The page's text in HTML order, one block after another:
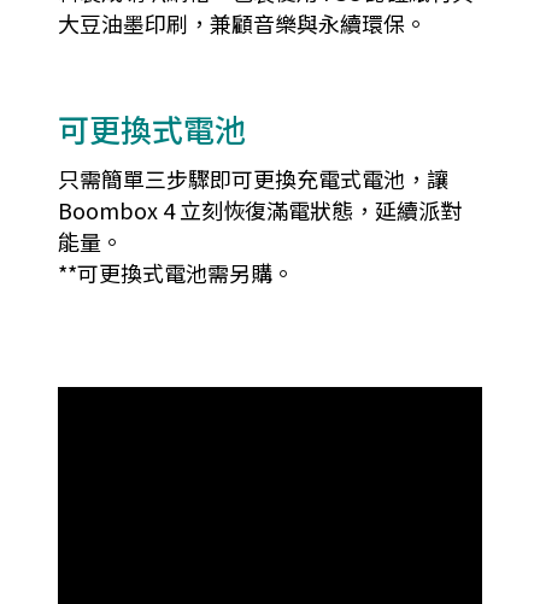
大豆油墨印刷，兼顧音樂與永續環保。
可更換式電池
只需簡單三步驟即可更換充電式電池，讓
Boombox 4 立刻恢復滿電狀態，延續派對
能量。
**可更換式電池需另購。